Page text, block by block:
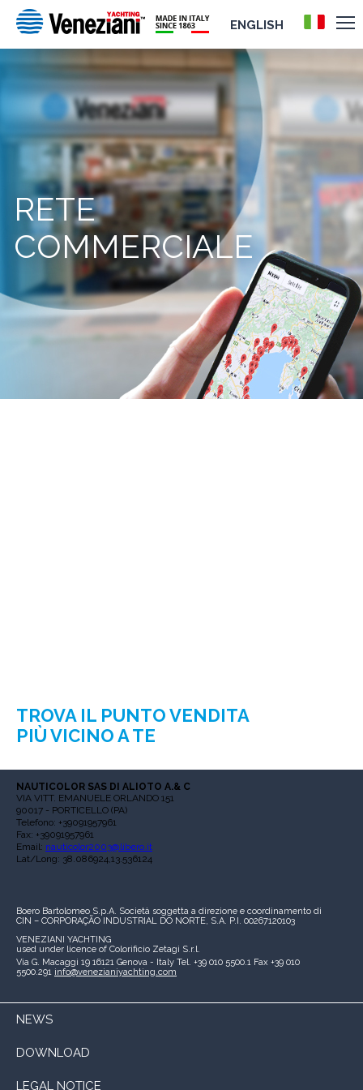
ENGLISH
RETE
COMMERCIALE
TROVA IL PUNTO VENDITA
PIÙ VICINO A TE
NAUTICOLOR SAS DI ALIOTO A.& C
VIA VITT. EMANUELE ORLANDO 151
90017 - PORTICELLO (PA)
Telefono: +39091957961
Fax: +39091957961
Email: nauticolor2003@libero.it
Lat/Long: 38.086924,13.536124
Boero Bartolomeo S.p.A. Società soggetta a direzione e coordinamento di
CIN – CORPORAÇÃO INDUSTRIAL DO NORTE, S.A. P.I. 00267120103
VENEZIANI YACHTING
used under licence of Colorificio Zetagi S.r.l.
Via G. Macaggi 19 16121 Genova - Italy Tel. +39 010 5500.1 Fax +39 010
5500.291 info@venezianiyachting.com
NEWS
DOWNLOAD
LEGAL NOTICE